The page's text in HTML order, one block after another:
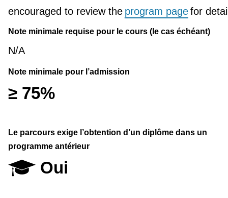
encouraged to review the program pagefor
Note minimale requise pour le cours (le cas échéant)
N/A
Note minimale pour l’admission
≥ 75%
Le parcours exige l’obtention d’un diplôme dans un
programme antérieur
Oui